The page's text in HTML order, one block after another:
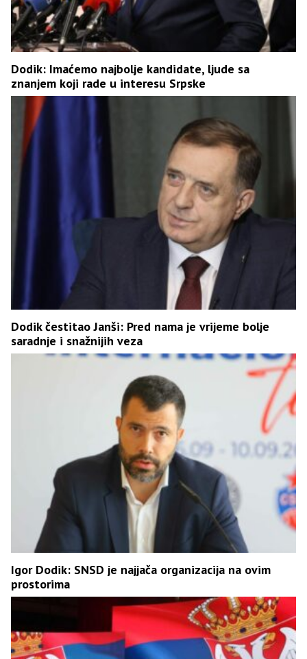
Dodik: Imaćemo najbolje kandidate, ljude sa
znanjem koji rade u interesu Srpske
Dodik čestitao Janši: Pred nama je vrijeme bolje
saradnje i snažnijih veza
Igor Dodik: SNSD je najjača organizacija na ovim
prostorima